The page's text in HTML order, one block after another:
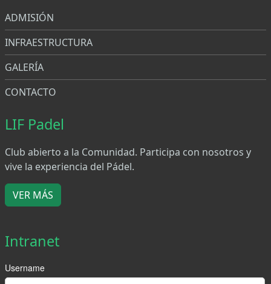
ADMISIÓN
INFRAESTRUCTURA
GALERÍA
CONTACTO
LIF Padel
Club abierto a la Comunidad. Participa con nosotros y
vive la experiencia del Pádel.
VER MÁS
Intranet